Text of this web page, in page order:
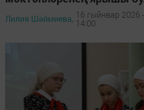
Лилия Шәймиева, 16 гыйнвар 2026 -
14:00